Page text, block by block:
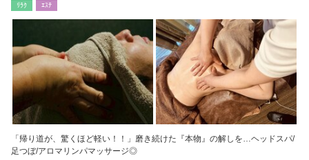
ﾘﾗｸ ｴｽﾃ
「帰り道が、驚くほど軽い！！」磨き続けた『本物』の解しを…ヘッドスパ/
足つぼ/アロマリンパマッサージ◎